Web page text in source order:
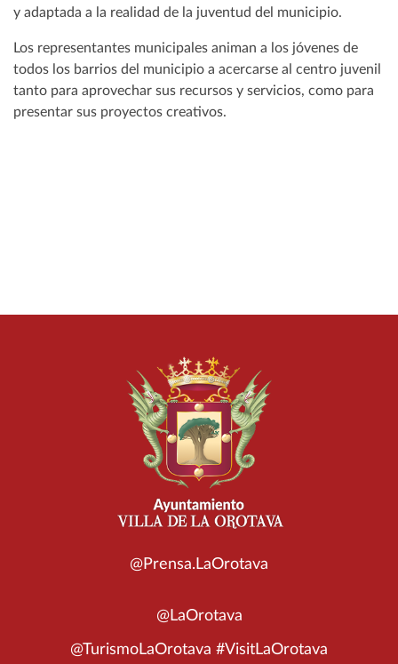
y adaptada a la realidad de la juventud del municipio.
Los representantes municipales animan a los jóvenes de
todos los barrios del municipio a acercarse al centro juvenil
tanto para aprovechar sus recursos y servicios, como para
presentar sus proyectos creativos.
@Prensa.LaOrotava
@LaOrotava
@TurismoLaOrotava #VisitLaOrotava